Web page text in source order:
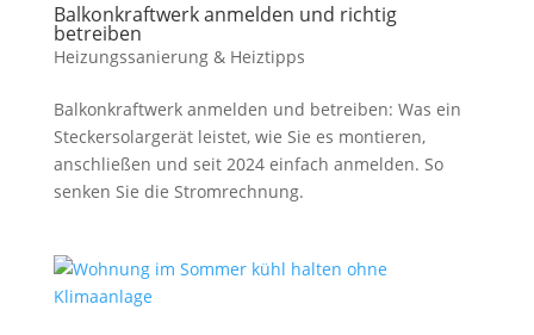
Balkonkraftwerk anmelden und richtig
betreiben
Heizungssanierung & Heiztipps
Balkonkraftwerk anmelden und betreiben: Was ein
Steckersolargerät leistet, wie Sie es montieren,
anschließen und seit 2024 einfach anmelden. So
senken Sie die Stromrechnung.